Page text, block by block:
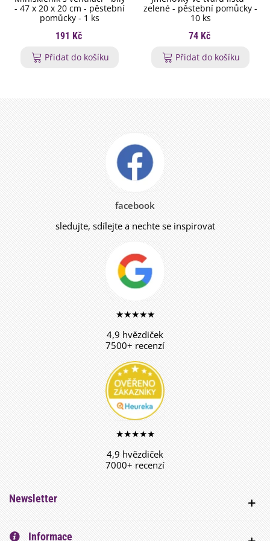
- 47 x 20 x 20 cm - pěstební
pomůcky - 1 ks
191 Kč
Přidat do košíku
zelené - pěstební pomůcky -
10 ks
74 Kč
Přidat do košíku
facebook
sledujte, sdílejte a nechte se inspirovat
★★★★★
4,9 hvězdiček
7500+ recenzí
★★★★★
4,9 hvězdiček
7000+ recenzí
Newsletter
Informace